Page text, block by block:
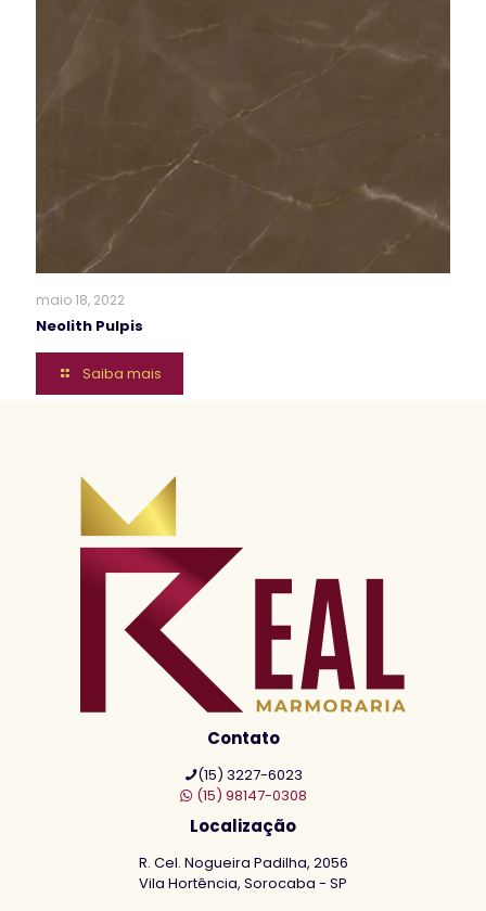
maio 18, 2022
Neolith Pulpis
Saiba mais
Contato
(15) 3227-6023
(15) 98147-0308
Localização
R. Cel. Nogueira Padilha, 2056
Vila Hortência, Sorocaba - SP